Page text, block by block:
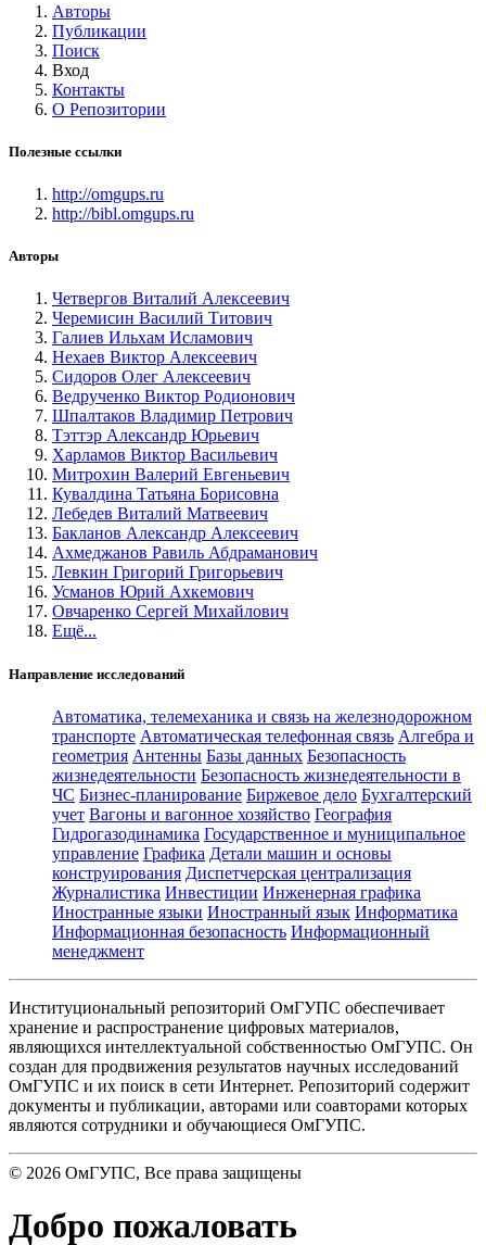
Авторы
Публикации
Поиск
Вход
Контакты
О Репозитории
Полезные ссылки
http://omgups.ru
http://bibl.omgups.ru
Авторы
Четвергов Виталий Алексеевич
Черемисин Василий Титович
Галиев Ильхам Исламович
Нехаев Виктор Алексеевич
Сидоров Олег Алексеевич
Ведрученко Виктор Родионович
Шпалтаков Владимир Петрович
Тэттэр Александр Юрьевич
Харламов Виктор Васильевич
Митрохин Валерий Евгеньевич
Кувалдина Татьяна Борисовна
Лебедев Виталий Матвеевич
Бакланов Александр Алексеевич
Ахмеджанов Равиль Абдраманович
Левкин Григорий Григорьевич
Усманов Юрий Ахкемович
Овчаренко Сергей Михайлович
Ещё...
Направление исследований
Автоматика, телемеханика и связь на железнодорожном
транспорте Автоматическая телефонная связь Алгебра и
геометрия Антенны Базы данных Безопасность
жизнедеятельности Безопасность жизнедеятельности в
ЧС Бизнес-планирование Биржевое дело Бухгалтерский
учет Вагоны и вагонное хозяйство География
Гидрогазодинамика Государственное и муниципальное
управление Графика Детали машин и основы
конструирования Диспетчерская централизация
Журналистика Инвестиции Инженерная графика
Иностранные языки Иностранный язык Информатика
Информационная безопасность Информационный
менеджмент
Институциональный репозиторий ОмГУПС обеспечивает
хранение и распространение цифровых материалов,
являющихся интеллектуальной собственностью ОмГУПС. Он
создан для продвижения результатов научных исследований
ОмГУПС и их поиск в сети Интернет. Репозиторий содержит
документы и публикации, авторами или соавторами которых
являются сотрудники и обучающиеся ОмГУПС.
© 2026 ОмГУПС, Все права защищены
Добро пожаловать